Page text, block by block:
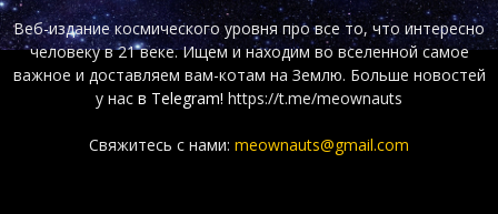
Веб-издание космического уровня про все то, что интересно
человеку в 21 веке. Ищем и находим во вселенной самое
важное и доставляем вам-котам на Землю. Больше новостей
у нас в Telegram! https://t.me/meownauts
Свяжитесь с нами: meownauts@gmail.com